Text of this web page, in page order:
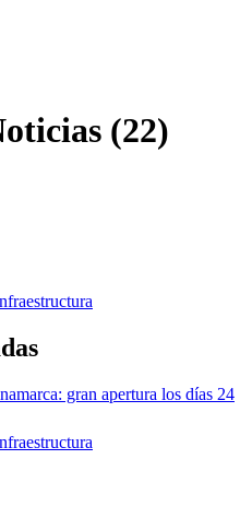
(22)
gran apertura los días 24